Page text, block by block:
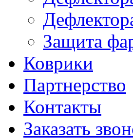
Защита
Коврики
Партнерство
Контакты
Заказать